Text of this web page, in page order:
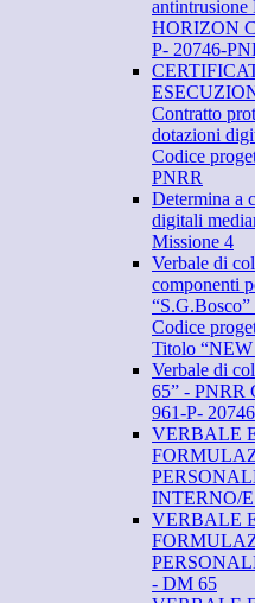
antintrusione
HORIZON
P- 20746-
Contratto
dotazioni
Codice
PNRR
Determina a
digitali
Missione 4
Verbale di
componenti
Codice
Titolo
Verbale di
65” - PNRR
961-P-
VERBALE
INTERNO/
VERBALE
- DM 65